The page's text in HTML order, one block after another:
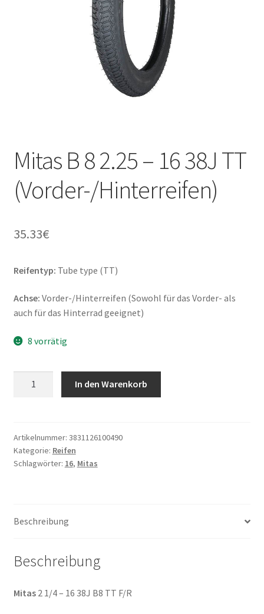
Mitas B 8 2.25 – 16 38J TT
(Vorder-/Hinterreifen)
35.33€
Reifentyp: Tube type (TT)
Achse: Vorder-/Hinterreifen (Sowohl für das Vorder- als
auch für das Hinterrad geeignet)
8 vorrätig
-
16
38J
In den Warenkorb
Artikelnummer: 3831126100490
Kategorie: Reifen
Schlagwörter: 16, Mitas
Beschreibung
Beschreibung
Mitas2 1/4 – 16 38J B8 TT F/R